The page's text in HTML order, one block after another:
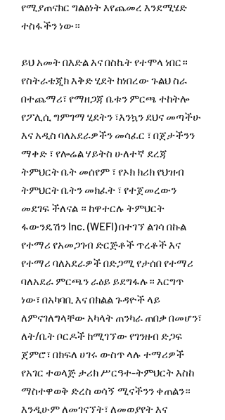
የሚያጠናክር ግልፅነት እየጨመረ እንደሚሄድ
ተስፋችን ነው።
ይህ አመት በእድል እና በስኬት የተሞላ ነበር።
የስትራቴጂክ እቅድ ሂደት ከነበረው ጉልህ ስራ
በተጨማሪ፣ የማዘጋጃ ቤቱን ምርጫ ተከትሎ
የፖሊሲ ግምገማ ሂደትን ፣እንኳን ደህና መጣችሁ
እና አዲስ ባለአደራዎችን መሳፈር ፣ በጀታችንን
ማቀድ ፣ የሎሬል ሃይትስ ሁለተኛ ደረጃ
ትምህርት ቤት መሰየም ፣ የኦክ ክሪክ የህዝብ
ትምህርት ቤትን መክፈት ፣ የተጀመረውን
መደገፍ ችለናል ። ከዋተርሉ ትምህርት
ፋውንዴሽን Inc. (WEFI) በተገኘ ልገሳ በኩል
የተማሪ የአመጋገብ ድርጅቶች ጥረቶች እና
የተማሪ ባለአደራዎች በድጋሚ የታሰበ የተማሪ
ባለአደራ ምርጫን ራዕይ ይደግፋሉ። እርግጥ
ነው፣ በአካባቢ እና በክልል ጉዳዮች ላይ
ለምናገለግላቸው አካላት ጠንካራ ጠበቃ በመሆን፣
ለት/ቤት ቦርዶች ከሚገኘው የገንዘብ ድጋፍ
ጀምሮ፣ በክፍለ ሀገሩ ውስጥ ላሉ ተማሪዎች
የአገር ተወላጅ ታሪክ ሥርዓተ-ትምህርት እስከ
ማስተዋወቅ ድረስ ወሳኝ ሚናችንን ቀጠልን።
እንዲሁም ለመገናኘት፣ ለመወያየት እና